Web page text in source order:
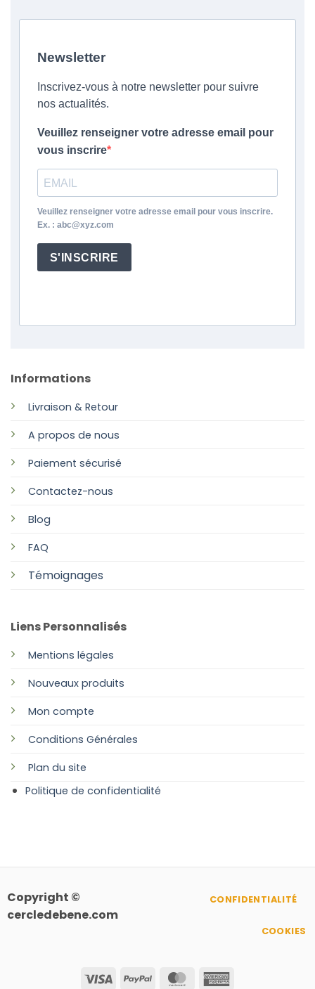
Informations
Livraison & Retour
A propos de nous
Paiement sécurisé
Contactez-nous
Blog
FAQ
Témoignages
Liens Personnalisés
Mentions légales
Nouveaux produits
Mon compte
Conditions Générales
Plan du site
Politique de confidentialité
Newsletter
Inscrivez-vous à notre newsletter pour suivre
nos actualités.
Veuillez renseigner votre adresse email pour
vous inscrire
Veuillez renseigner votre adresse email pour vous inscrire.
Ex. : abc@xyz.com
S'INSCRIRE
Copyright ©
cercledebene.com
Visa PayPal MasterCard
CONFIDENTIALITÉ
COOKIES